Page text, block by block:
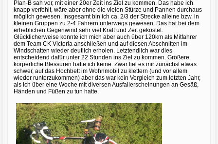
Plan-B sah vor, mit einer 20er Zeit ins Ziel zu kommen. Das habe ich
knapp verfehlt, wäre aber ohne die vielen Stürze und Pannen durchaus
möglich gewesen. Insgesamt bin ich ca. 2/3 der Strecke alleine bzw. in
kleinen Gruppen zu 2-4 Fahrern unterwegs gewesen. Das hat bei dem
erheblichen Gegenwind sehr viel Kraft und Zeit gekostet.
Glücklicherweise konnte ich mich aber auch über 120km als Mitfahrer
dem Team CK Victoria anschließen und auf diesen Abschnitten im
Windschatten wieder deutlich erholen. Letztendlich war dies
entscheidend dafür unter 22 Stunden ins Ziel zu kommen. Größere
körperliche Blessuren hatte ich keine. Zwar fiel es mir zunächst etwas
schwer, auf das Hochbett im Wohnmobil zu klettern (und vor allem
wieder runterzukommen) aber das war kein Vergleich zum letzten Jahr,
als ich über eine Woche mit diversen Ausfallerscheinungen an Gesäß,
Händen und Füßen zu tun hatte.